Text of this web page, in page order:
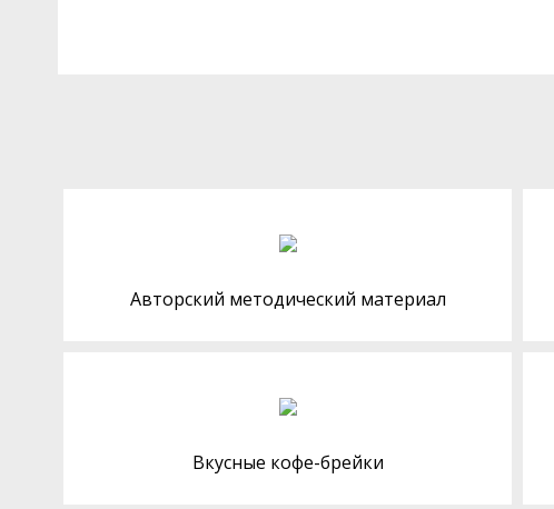
Авторский методический материал
Вкусные кофе-брейки